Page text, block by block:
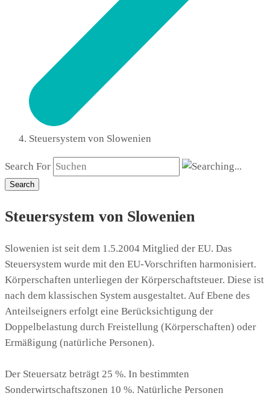
Steuersystem von Slowenien
Search For
Search
Steuersystem von Slowenien
Slowenien ist seit dem 1.5.2004 Mitglied der EU. Das
Steuersystem wurde mit den EU-Vorschriften harmonisiert.
Körperschaften unterliegen der Körperschaftsteuer. Diese ist
nach dem klassischen System ausgestaltet. Auf Ebene des
Anteilseigners erfolgt eine Berücksichtigung der
Doppelbelastung durch Freistellung (Körperschaften) oder
Ermäßigung (natürliche Personen).
Der Steuersatz beträgt 25 %. In bestimmten
Sonderwirtschaftszonen 10 %. Natürliche Personen